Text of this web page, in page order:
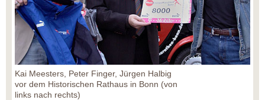
Kai Meesters, Peter Finger, Jürgen Halbig
vor dem Historischen Rathaus in Bonn (von
links nach rechts)